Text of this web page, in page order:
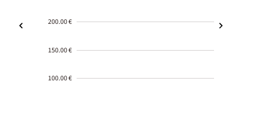
200.00 €
150.00 €
100.00 €